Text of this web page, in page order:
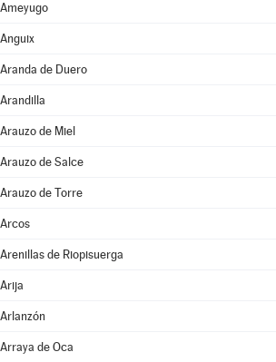
Ameyugo
Anguix
Aranda de Duero
Arandilla
Arauzo de Miel
Arauzo de Salce
Arauzo de Torre
Arcos
Arenillas de Riopisuerga
Arija
Arlanzón
Arraya de Oca